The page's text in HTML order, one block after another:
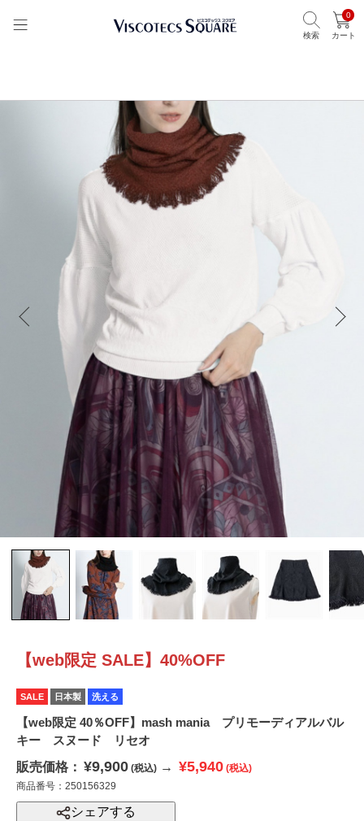
検索
0
カート
【web限定 SALE】40%OFF
SALE 日本製 洗える
【web限定 40％OFF】mash mania プリモーディアルバル
キー スヌード リセオ
販売価格： ¥9,900 (税込) → ¥5,940 (税込)
商品番号：250156329
シェアする